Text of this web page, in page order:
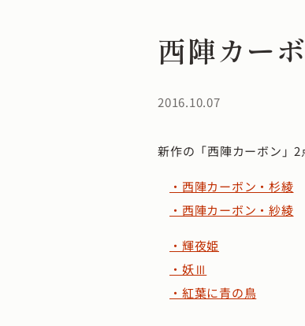
西陣カー
2016.10.07
新作の「西陣カーボン」
・西陣カーボン・杉綾
・西陣カーボン・紗綾
・輝夜姫
・妖Ⅲ
・紅葉に青の鳥